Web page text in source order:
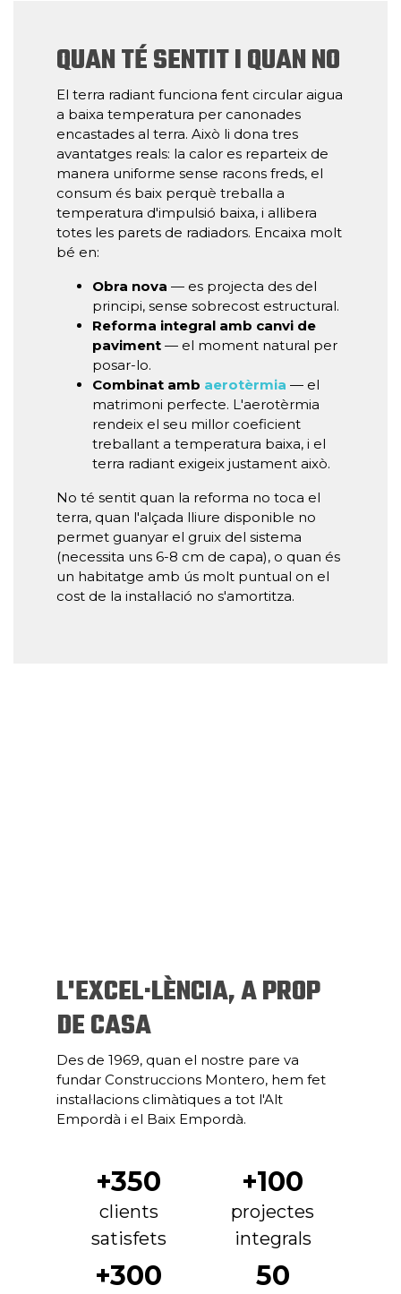
QUAN TÉ SENTIT I QUAN NO
El terra radiant funciona fent circular aigua
a baixa temperatura per canonades
encastades al terra. Això li dona tres
avantatges reals: la calor es reparteix de
manera uniforme sense racons freds, el
consum és baix perquè treballa a
temperatura d'impulsió baixa, i allibera
totes les parets de radiadors. Encaixa molt
bé en:
Obra nova — es projecta des del
principi, sense sobrecost estructural.
Reforma integral amb canvi de
paviment — el moment natural per
posar-lo.
Combinat amb aerotèrmia — el
matrimoni perfecte. L'aerotèrmia
rendeix el seu millor coeficient
treballant a temperatura baixa, i el
terra radiant exigeix justament això.
No té sentit quan la reforma no toca el
terra, quan l'alçada lliure disponible no
permet guanyar el gruix del sistema
(necessita uns 6-8 cm de capa), o quan és
un habitatge amb ús molt puntual on el
cost de la instal·lació no s'amortitza.
L'EXCEL·LÈNCIA, A PROP
DE CASA
Des de 1969, quan el nostre pare va
fundar Construccions Montero, hem fet
instal·lacions climàtiques a tot l'Alt
Empordà i el Baix Empordà.
+350
clients
satisfets
+100
projectes
integrals
+300 50